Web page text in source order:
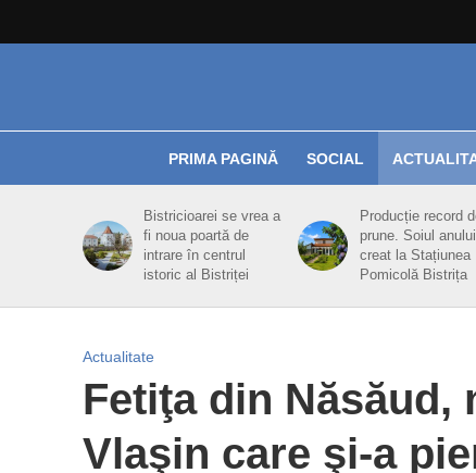
PRIMA PAGINĂ SOCIAL
Bistricioarei se vrea a
fi noua poartă de
intrare în centrul
istoric al Bistriței
Producție record
prune. Soiul
creat la Stațiunea
Pomicolă Bistrița
Actualitate
Fetiţa din Năsăud,
Vlaşin care şi-a